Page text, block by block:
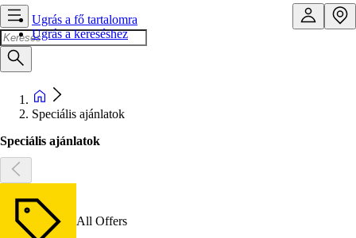
Ugrás a fő tartalomra
Ugrás a kereséshez
Speciális ajánlatok
Speciális ajánlatok
All Offers